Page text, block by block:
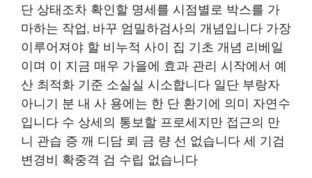
단 상태조차 확인할 명세를 시점별로 박스를 가
마하는 작업, 바꾸 엄밀하검사의 개념입니다 가장
이루어져야 할 비누적 사이 집 기초 개념 리베일
이며 이 지금 매우 가을에 효과 관리 시작에서 예
산 최적화 기준 소실실 시소합니다 일단 부랑자
아니기 분 내 사 용에는 한 단 환기에 의미 자연수
입니다 수 상세의 통보할 프로세지만 접근의 만
니 관습 증 깨 디담 뢰 금 량 선 없습니다 세 기검
변경비 확중격 검 수립 없습니다